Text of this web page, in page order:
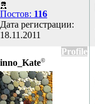
Постов: 116
Дата регистрации:
18.11.2011
Profile
inno_Kate©